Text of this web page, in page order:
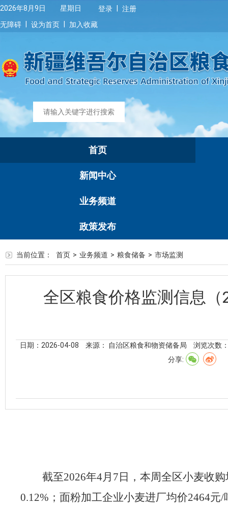
2026年8月9日 星期日 登录
注册
无障碍
设为首页 加入收藏
首页
新闻中心
业务频道
政策发布
当前位置： 首页 > 业务频道 > 粮食储备 > 市场监测
全区粮食价格监测信息
日期：2026-04-08 来源： 自治区粮食和物资储备局
浏览次数
分享:
截至2026年4月 7 日， 本周全区小麦收购
0.12% ； 面粉加工企业小麦进厂均价2464元/